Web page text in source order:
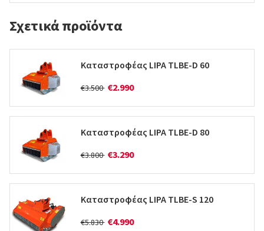
Σχετικά προϊόντα
Καταστροφέας LIPA TLBE-D 60
€3.500 €2.990
Καταστροφέας LIPA TLBE-D 80
€3.800 €3.290
Καταστροφέας LIPA TLBE-S 120
€5.830 €4.990